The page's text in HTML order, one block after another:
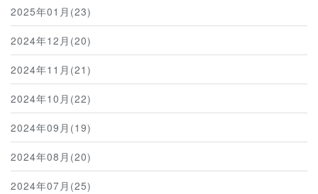
2025年01月(23)
2024年12月(20)
2024年11月(21)
2024年10月(22)
2024年09月(19)
2024年08月(20)
2024年07月(25)